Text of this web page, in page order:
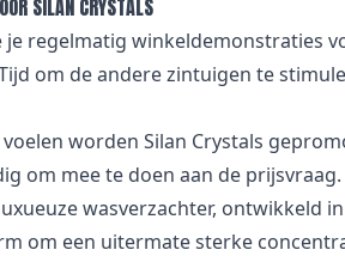
SILAN CRYSTALS
regelmatig winkeldemonstraties
om de andere zintuigen te
worden Silan Crystals
om mee te doen aan de prijsvraag.
wasverzachter, ontwikkeld
om een uitermate sterke